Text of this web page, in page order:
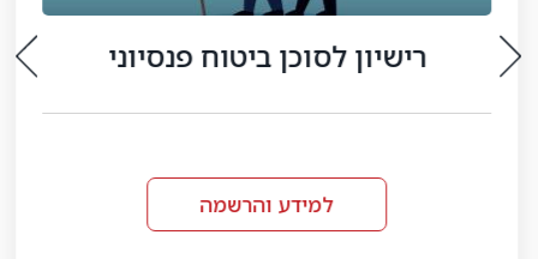
רישיון לסוכן ביטוח פנסיוני
למידע והרשמה